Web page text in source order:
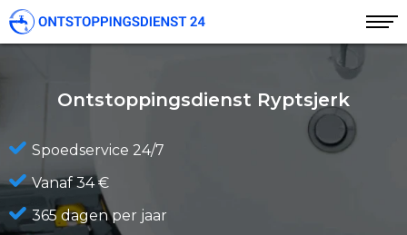
Ontstoppingsdienst Ryptsjerk
Spoedservice 24/7
Vanaf 34 €
365 dagen per jaar